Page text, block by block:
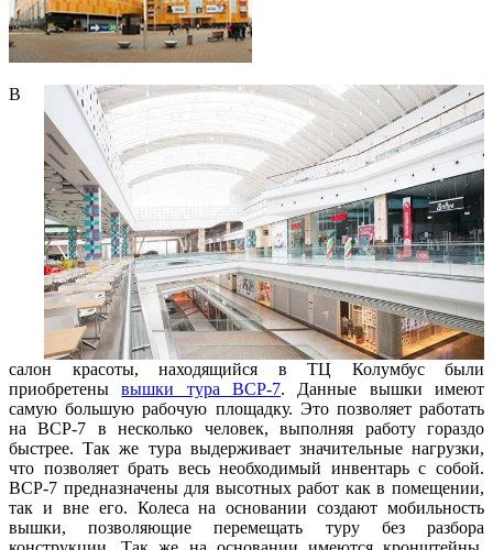
В
салон красоты, находящийся в ТЦ Колумбус были
приобретенывышки тура ВСР-7. Данные вышки имеют
самую большую рабочую площадку. Это позволяет работать
на ВСР-7 в несколько человек, выполняя работу гораздо
быстрее. Так же тура выдерживает значительные нагрузки,
что позволяет брать весь необходимый инвентарь с собой.
ВСР-7 предназначены для высотных работ как в помещении,
так и вне его. Колеса на основании создают мобильность
вышки, позволяющие перемещать туру без разбора